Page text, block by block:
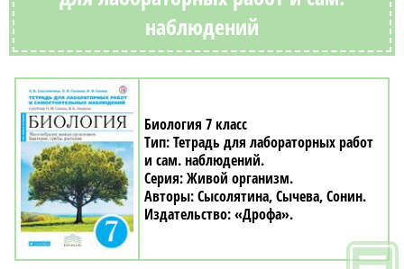
наблюдений
Биология 7 класс
Тетрадь для лабораторных работ
и сам. наблюдений
Живой организм
Сысолятина, Сычева, Сонин
«Дрофа»